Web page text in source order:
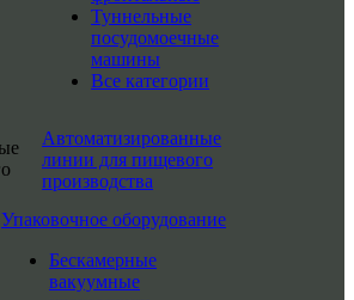
Туннельные
посудомоечные
машины
Все категории
Автоматизированные
линии для пищевого
производства
Упаковочное оборудование
Бескамерные
вакуумные